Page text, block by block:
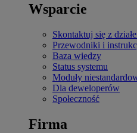
Wsparcie
Skontaktuj się z
Przewodniki i
Baza wiedzy
Status systemu
Moduły
Dla deweloperów
Społeczność
Firma